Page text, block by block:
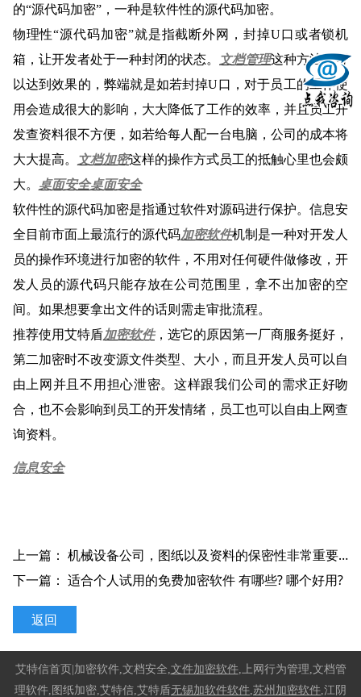
的“源代码加密”，一种是软件性的源代码加密。
物理性“源代码加密”就是指截断外网，封掉U口或者锁机
箱，让开发者处于一种封闭的状态。
文档管理这种方法是可
以达到效果的，弊端就是如若封掉U口，对于员工的工作使
用会造成很大的影响，大大降低了工作的效率，并且员工开
发查资料很不方便，如若给每人配一台电脑，公司的成本将
大大提高。
文档加密这样的操作方式员工的抵触心里也会颇
大。 桌面安全桌面安全
软件性的源代码加密是指通过软件对源码进行保护。信息安
全目前市面上最流行的源代码加密软件机制是一种对开发人
员的操作环境进行加密的软件，不用对任何硬件做修改，开
发人员的源代码只能存放在公司范围里，拿不出加密的空
间。如果想要拿出文件的话则需走审批流程。
推荐使用艾特盾加密软件，选它的原因第一厂商服务挺好，
第二加密时不改变源文件类型、大小，而且开发人员可以自
由上网并且不用担心泄密。这样跟我们公司的需求正好吻
合，也不会影响到员工的开发情绪，员工也可以自由上网查
询资料。
信息安全
上一篇： 机械设备公司，图纸以及资料的保密性非常重要，信息安全管理软件有没有什么好的推荐？
下一篇： 适合个人试用的免费加密软件 有哪些? 哪个好用?
返回
艾特信首页| 加密软件,文档安全,文件加密软件,上 网行为管理,文档管
理软件, 图纸加密,艾特信,艾特盾无锡加软件软件,苏州加密软件,江阴